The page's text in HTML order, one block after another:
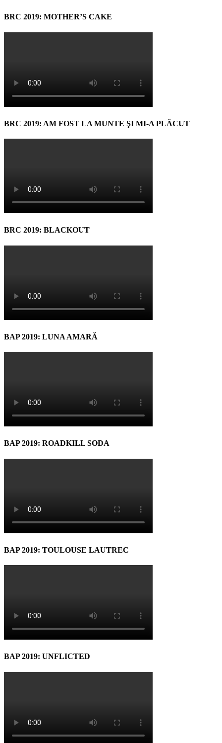
BRC 2019: MOTHER’S CAKE
BRC 2019: AM FOST LA MUNTE ŞI MI-A PLĂCUT
BRC 2019: BLACKOUT
BAP 2019: LUNA AMARĂ
BAP 2019: ROADKILL SODA
BAP 2019: TOULOUSE LAUTREC
BAP 2019: UNFLICTED